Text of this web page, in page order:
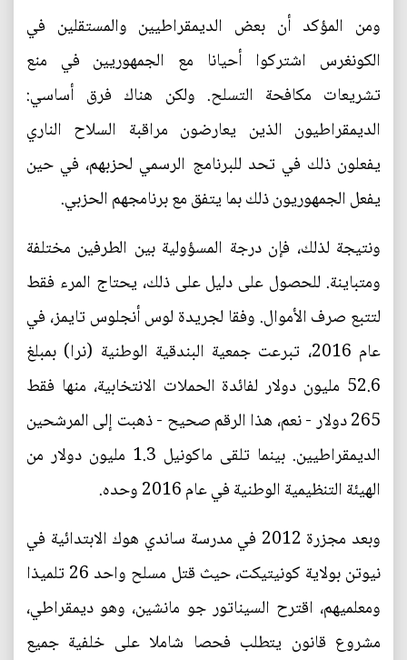
ومن المؤكد أن بعض الديمقراطيين والمستقلين في
الكونغرس اشتركوا أحيانا مع الجمهوريين في منع
تشريعات مكافحة التسلح. ولكن هناك فرق أساسي:
الديمقراطيون الذين يعارضون مراقبة السلاح الناري
يفعلون ذلك في تحد للبرنامج الرسمي لحزبهم، في حين
يفعل الجمهوريون ذلك بما يتفق مع برنامجهم الحزبي.
ونتيجة لذلك، فإن درجة المسؤولية بين الطرفين مختلفة
ومتباينة. للحصول على دليل على ذلك، يحتاج المرء فقط
لتتبع صرف الأموال. وفقا لجريدة لوس أنجلوس تايمز، في
عام 2016، تبرعت جمعية البندقية الوطنية (نرا) بمبلغ
52.6 مليون دولار لفائدة الحملات الانتخابية، منها فقط
265 دولار - نعم، هذا الرقم صحيح - ذهبت إلى المرشحين
الديمقراطيين. بينما تلقى ماكونيل 1.3 مليون دولار من
الهيئة التنظيمية الوطنية في عام 2016 وحده.
وبعد مجزرة 2012 في مدرسة ساندي هوك الابتدائية في
نيوتن بولاية كونيتيكت، حيث قتل مسلح واحد 26 تلميذا
ومعلميهم، اقترح السيناتور جو مانشين، وهو ديمقراطي،
مشروع قانون يتطلب فحصا شاملا على خلفية جميع